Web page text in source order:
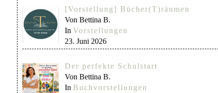
[Vorstellung] Bücher(T)räumen
Von Bettina B.
In Vorstellungen
23. Juni 2026
Der perfekte Schulstart
Von Bettina B.
In Buchvorstellungen